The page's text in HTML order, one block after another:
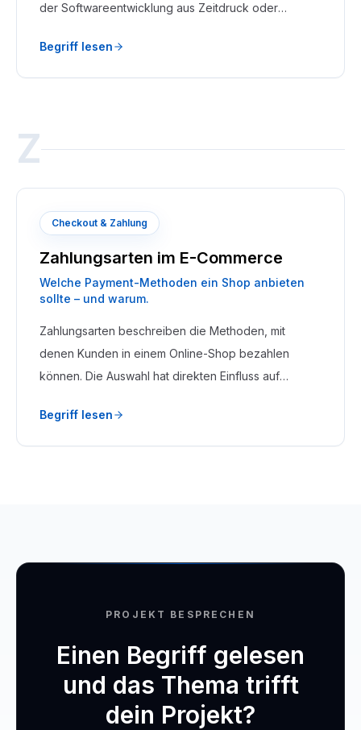
der Softwareentwicklung aus Zeitdruck oder
Lösung gewählt wird. Wie bei einem Kredit fallen
darauf Zinsen an: Jede spätere Änderung wird
Begriff lesen
Z
Checkout & Zahlung
Zahlungsarten im E-Commerce
Welche Payment-Methoden ein Shop anbieten
sollte – und warum.
Zahlungsarten beschreiben die Methoden, mit
denen Kunden in einem Online-Shop bezahlen
können. Die Auswahl hat direkten Einfluss auf
Zahlungsausfälle.
Begriff lesen
PROJEKT BESPRECHEN
Einen Begriff gelesen
und das Thema trifft
dein Projekt?